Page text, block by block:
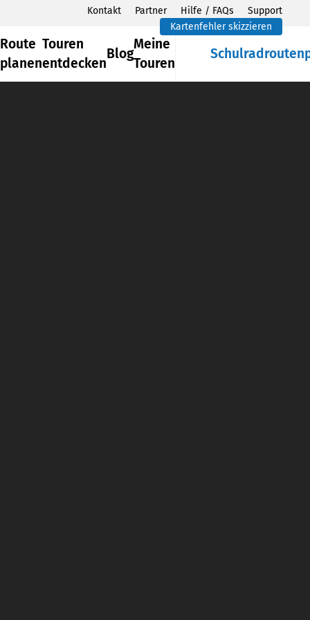
Kontakt Partner Hilfe / FAQs
Support
Kartenfehler skizzieren
Route
planen
Touren
entdecken
Blog
Meine
Touren